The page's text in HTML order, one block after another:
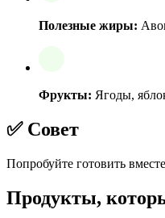
Полезные жиры:
Фрукты: Ягоды,
✅ Совет
Попробуйте готовить
Продукты,